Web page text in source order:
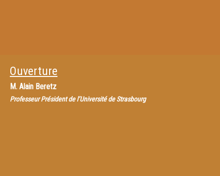
Ouverture
M. Alain Beretz
Professeur Président de l’Université de Strasbourg